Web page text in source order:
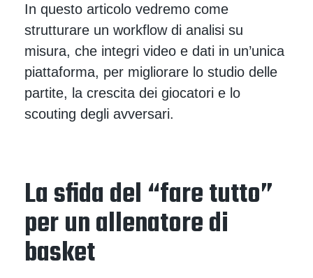
In questo articolo vedremo come
strutturare un workflow di analisi su
misura, che integri video e dati in un’unica
piattaforma, per migliorare lo studio delle
partite, la crescita dei giocatori e lo
scouting degli avversari.
La sfida del “fare tutto”
per un allenatore di
basket